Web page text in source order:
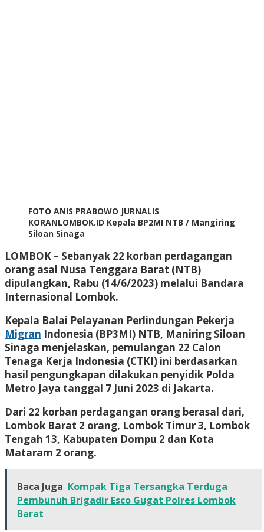
FOTO ANIS PRABOWO JURNALIS
KORANLOMBOK.ID Kepala BP2MI NTB / Mangiring
Siloan Sinaga
LOMBOK – Sebanyak 22 korban perdagangan
orang asal Nusa Tenggara Barat (NTB)
dipulangkan, Rabu (14/6/2023) melalui Bandara
Internasional Lombok.
Kepala Balai Pelayanan Perlindungan Pekerja
Migran Indonesia (BP3MI) NTB, Maniring Siloan
Sinaga menjelaskan, pemulangan 22 Calon
Tenaga Kerja Indonesia (CTKI) ini berdasarkan
hasil pengungkapan dilakukan penyidik Polda
Metro Jaya tanggal 7 Juni 2023 di Jakarta.
Dari 22 korban perdagangan orang berasal dari,
Lombok Barat 2 orang, Lombok Timur 3, Lombok
Tengah 13, Kabupaten Dompu 2 dan Kota
Mataram 2 orang.
Baca Juga Kompak Tiga Tersangka Terduga
Pembunuh Brigadir Esco Gugat Polres Lombok
Barat